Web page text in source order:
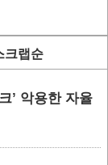
크랩순
’ 악용한 자율